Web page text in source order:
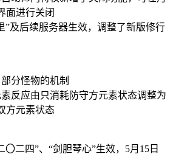
面进行关闭
”及后续服务器生效，调整了新版修行
分怪物的机制
反应由只消耗防守方元素状态调整为
方元素状态
〇二四”、“剑胆琴心”生效，5月15日